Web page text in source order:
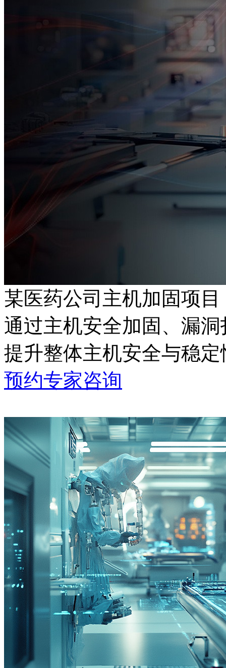
某医药公司主机加固项目
通过主机安全加固、漏洞
提升整体主机安全与稳定
预约专家咨询